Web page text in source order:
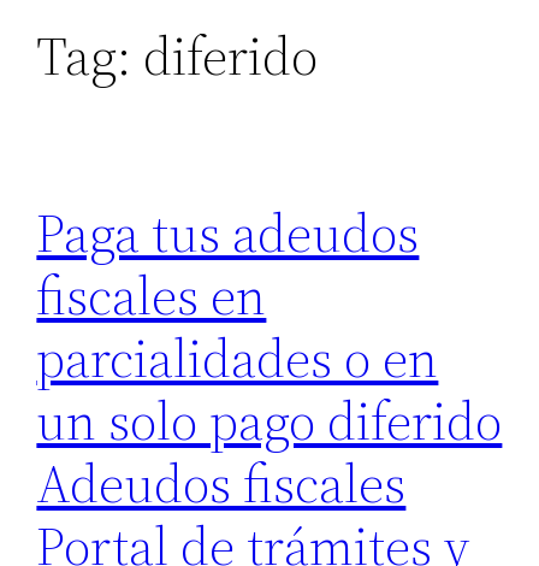
Tag: diferido
Paga tus adeudos
fiscales en
parcialidades o en
un solo pago diferido
Adeudos fiscales
Portal de trámites y